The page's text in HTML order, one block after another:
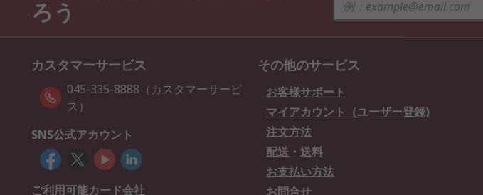
ろう
カスタマーサービス
045-335-8888（カスタマーサービ
ス）
SNS公式アカウント
ご利用可能カード会社
その他のサービス
お客様サポート
マイアカウント（ユーザー登録)
注文方法
配送・送料
お支払い方法
お問合せ